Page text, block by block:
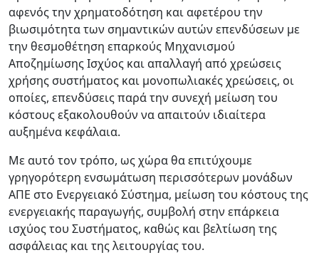
αφενός την χρηματοδότηση και αφετέρου την
βιωσιμότητα των σημαντικών αυτών επενδύσεων με
την θεσμοθέτηση επαρκούς Μηχανισμού
Αποζημίωσης Ισχύος και απαλλαγή από χρεώσεις
χρήσης συστήματος και μονοπωλιακές χρεώσεις, οι
οποίες, επενδύσεις παρά την συνεχή μείωση του
κόστους εξακολουθούν να απαιτούν ιδιαίτερα
αυξημένα κεφάλαια.
Με αυτό τον τρόπο, ως χώρα θα επιτύχουμε
γρηγορότερη ενσωμάτωση περισσότερων μονάδων
ΑΠΕ στο Ενεργειακό Σύστημα, μείωση του κόστους της
ενεργειακής παραγωγής, συμβολή στην επάρκεια
ισχύος του Συστήματος, καθώς και βελτίωση της
ασφάλειας και της λειτουργίας του.